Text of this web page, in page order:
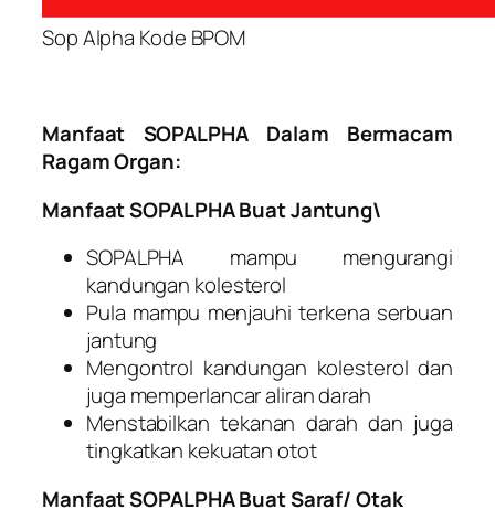
Sop Alpha Kode BPOM
Manfaat SOPALPHA Dalam Bermacam
Ragam Organ:
Manfaat SOPALPHA Buat Jantung\
SOPALPHA mampu mengurangi
kandungan kolesterol
Pula mampu menjauhi terkena serbuan
jantung
Mengontrol kandungan kolesterol dan
juga memperlancar aliran darah
Menstabilkan tekanan darah dan juga
tingkatkan kekuatan otot
Manfaat SOPALPHA Buat Saraf/ Otak